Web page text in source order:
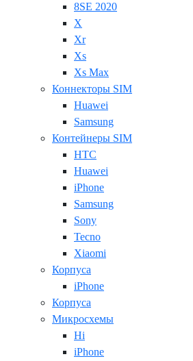
8SE 2020
X
Xr
Xs
Xs Max
Коннекторы SIM
Huawei
Samsung
Контейнеры SIM
HTC
Huawei
iPhone
Samsung
Sony
Tecno
Xiaomi
Корпуса
iPhone
Корпуса
Микросхемы
Hi
iPhone